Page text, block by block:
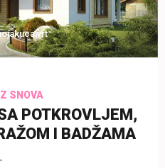
SNOVA
POTKROVLJEM,
I BADŽAMA